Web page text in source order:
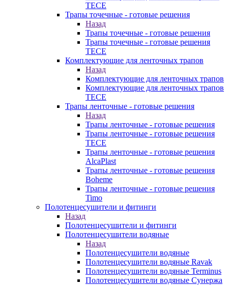
TECE
Трапы точечные - готовые решения
Назад
Трапы точечные - готовые решения
Трапы точечные - готовые решения
TECE
Комплектующие для ленточных трапов
Назад
Комплектующие для ленточных трапов
Комплектующие для ленточных трапов
TECE
Трапы ленточные - готовые решения
Назад
Трапы ленточные - готовые решения
Трапы ленточные - готовые решения
TECE
Трапы ленточные - готовые решения
AlcaPlast
Трапы ленточные - готовые решения
Boheme
Трапы ленточные - готовые решения
Timo
Полотенцесушители и фитинги
Назад
Полотенцесушители и фитинги
Полотенцесушители водяные
Назад
Полотенцесушители водяные
Полотенцесушители водяные Ravak
Полотенцесушители водяные Terminus
Полотенцесушители водяные Сунержа